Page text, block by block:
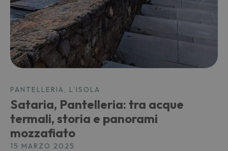
PANTELLERIA, L'ISOLA
Sataria, Pantelleria: tra acque
termali, storia e panorami
mozzafiato
15 MARZO 2025